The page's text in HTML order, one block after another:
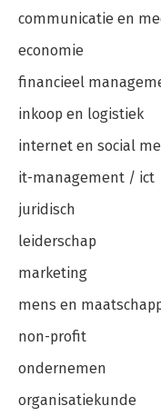
communicatie en
economie
financieel
inkoop en logistiek
internet en social
it-management / ict
juridisch
leiderschap
marketing
mens en
non-profit
ondernemen
organisatiekunde